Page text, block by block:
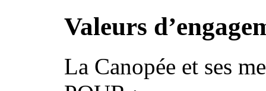
Valeurs
La Canopée et ses